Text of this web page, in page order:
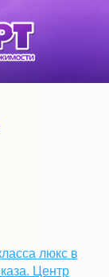
люкс в
Центр